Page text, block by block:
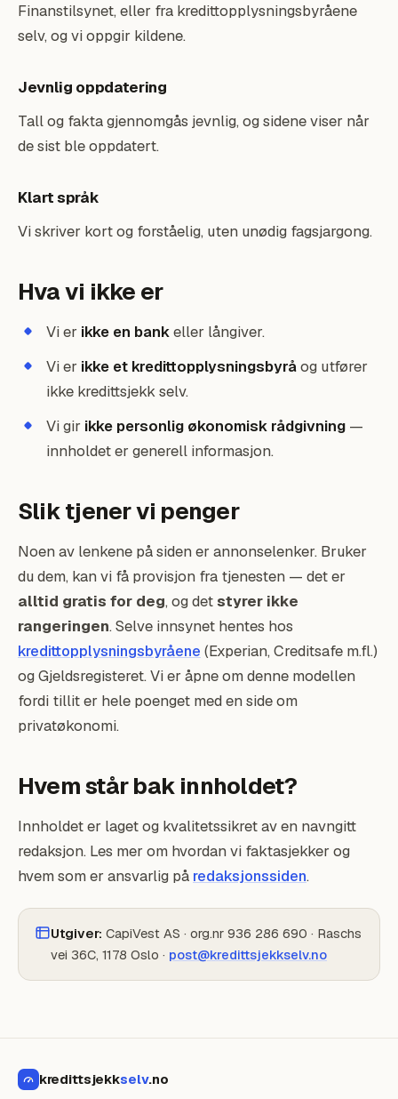
Finanstilsynet, eller fra kredittopplysningsbyråene
selv, og vi oppgir kildene.
Jevnlig oppdatering
Tall og fakta gjennomgås jevnlig, og sidene viser når
de sist ble oppdatert.
Klart språk
Vi skriver kort og forståelig, uten unødig fagsjargong.
Hva vi ikke er
Vi er ikke en bankeller långiver.
Vi er ikke et kredittopplysningsbyråog utfører
ikke kredittsjekk selv.
Vi gir ikke personlig økonomisk rådgivning —
innholdet er generell informasjon.
Slik tjener vi penger
Noen av lenkene på siden er annonselenker. Bruker
du dem, kan vi få provisjon fra tjenesten — det er
alltid gratis for deg, og detstyrer ikke
rangeringen. Selve innsynet hentes hos
kredittopplysningsbyråene (Experian, Creditsafe m.fl.)
og Gjeldsregisteret. Vi er åpne om denne modellen
fordi tillit er hele poenget med en side om
privatøkonomi.
Hvem står bak innholdet?
Innholdet er laget og kvalitetssikret av en navngitt
redaksjon. Les mer om hvordan vi faktasjekker og
hvem som er ansvarlig på redaksjonssiden.
Utgiver: CapiVest AS · org.nr 936 286 690 · Raschs
vei 36C, 1178 Oslo · post@kredittsjekkselv.no
kredittsjekkselv.no